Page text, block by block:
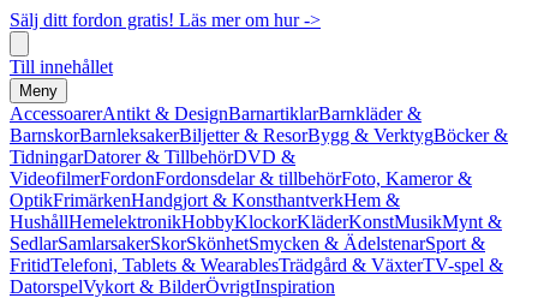
Sälj ditt fordon gratis! Läs mer om hur ->
Till innehållet
Meny
AccessoarerAntikt & DesignBarnartiklarBarnkläder &
BarnskorBarnleksakerBiljetter & ResorBygg & VerktygBöcker &
TidningarDatorer & TillbehörDVD &
VideofilmerFordonFordonsdelar & tillbehörFoto, Kameror &
OptikFrimärkenHandgjort & KonsthantverkHem &
HushållHemelektronikHobbyKlockorKläderKonstMusikMynt &
SedlarSamlarsakerSkorSkönhetSmycken & ÄdelstenarSport &
FritidTelefoni, Tablets & WearablesTrädgård & VäxterTV-spel &
DatorspelVykort & BilderÖvrigtInspiration